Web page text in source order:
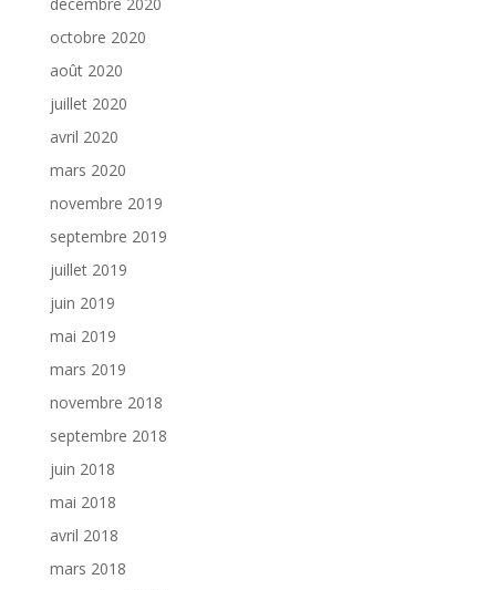
décembre 2020
octobre 2020
août 2020
juillet 2020
avril 2020
mars 2020
novembre 2019
septembre 2019
juillet 2019
juin 2019
mai 2019
mars 2019
novembre 2018
septembre 2018
juin 2018
mai 2018
avril 2018
mars 2018